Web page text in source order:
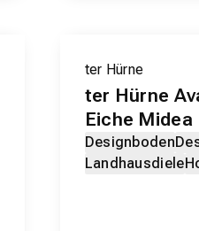
ter Hürne
ter Hürne
Eiche Midea
Designboden
Landhausdiele